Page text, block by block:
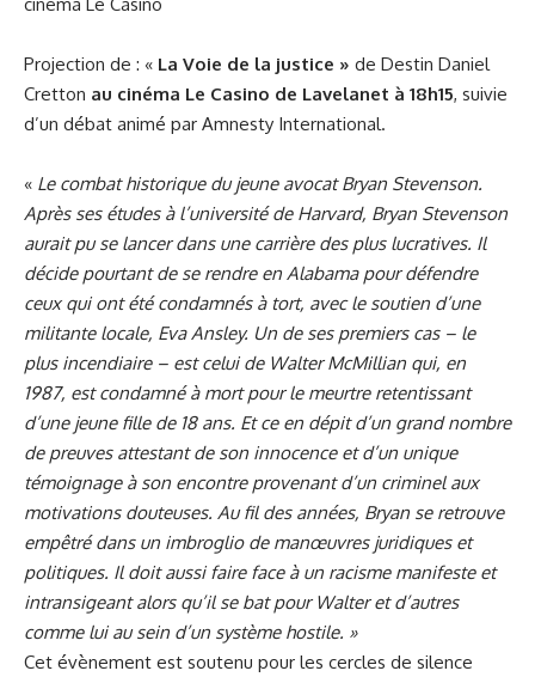
Projection de : « La Voie de la justice » de Destin Daniel
Cretton au cinéma Le Casino de Lavelanet à 18h15, suivie
d’un débat animé par Amnesty International.
« Le combat historique du jeune avocat Bryan Stevenson.
Après ses études à l’université de Harvard, Bryan Stevenson
aurait pu se lancer dans une carrière des plus lucratives. Il
décide pourtant de se rendre en Alabama pour défendre
ceux qui ont été condamnés à tort, avec le soutien d’une
militante locale, Eva Ansley. Un de ses premiers cas – le
plus incendiaire – est celui de Walter McMillian qui, en
1987, est condamné à mort pour le meurtre retentissant
d’une jeune fille de 18 ans. Et ce en dépit d’un grand nombre
de preuves attestant de son innocence et d’un unique
témoignage à son encontre provenant d’un criminel aux
motivations douteuses. Au fil des années, Bryan se retrouve
empêtré dans un imbroglio de manœuvres juridiques et
politiques. Il doit aussi faire face à un racisme manifeste et
intransigeant alors qu’il se bat pour Walter et d’autres
comme lui au sein d’un système hostile. »
Cet évènement est soutenu pour les cercles de silence